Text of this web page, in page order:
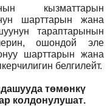
кызматтарын
шарттарын жана
тараптарынын
ошондой эле
шарттарын жана
белгилейт.
төмөнкү
колдонулушат.